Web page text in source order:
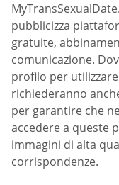
pubblicizza
gratuite,
comunicazione.
profilo per
richiederanno
per garantire che
accedere a queste
immagini di alta
corrispondenze.